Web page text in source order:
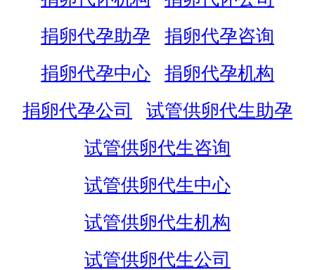
捐卵代孕助孕
捐卵代孕咨询
捐卵代孕中心
捐卵代孕机构
捐卵代孕公司
试管供卵代生助孕
试管供卵代生咨询
试管供卵代生中心
试管供卵代生机构
试管供卵代生公司